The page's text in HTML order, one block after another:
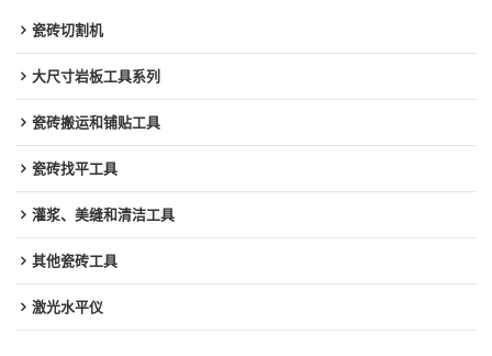
瓷砖切割机
大尺寸岩板工具系列
瓷砖搬运和铺贴工具
瓷砖找平工具
灌浆、美缝和清洁工具
其他瓷砖工具
激光水平仪